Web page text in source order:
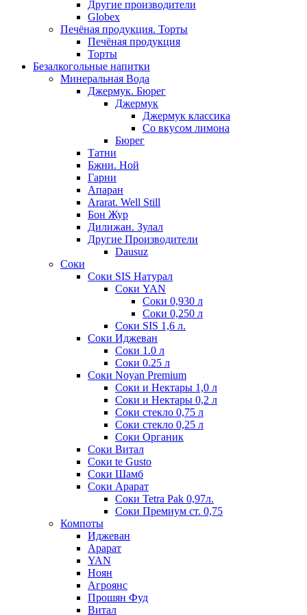
Другие производители
Globex
Печёная продукция. Торты
Печёная продукция
Торты
Безалкогольные напитки
Минеральная Вода
Джермук. Бюрег
Джермук
Джермук классика
Со вкусом лимона
Бюрег
Татни
Бжни. Ной
Гарни
Апаран
Ararat. Well Still
Бон Жур
Дилижан. Зулал
Другие Производители
Dausuz
Соки
Соки SIS Натурал
Соки YAN
Соки 0,930 л
Соки 0,250 л
Соки SIS 1,6 л.
Соки Иджеван
Соки 1.0 л
Соки 0.25 л
Соки Noyan Premium
Соки и Нектары 1,0 л
Соки и Нектары 0,2 л
Соки стекло 0,75 л
Соки стекло 0,25 л
Соки Органик
Соки Витал
Соки te Gusto
Соки Шамб
Соки Арарат
Соки Tetra Pak 0,97л.
Соки Премиум ст. 0,75
Компоты
Иджеван
Арарат
YAN
Ноян
Агроянс
Прошян Фуд
Витал